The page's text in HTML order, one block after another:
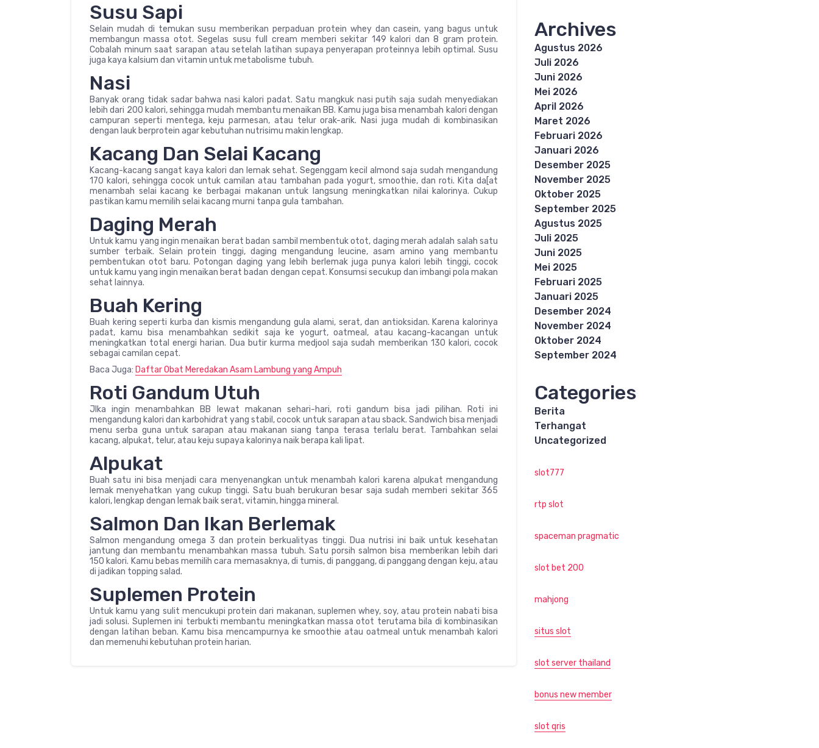
Susu Sapi
Selain mudah di temukan susu memberikan perpaduan protein whey dan casein, yang bagus untuk
membangun massa otot. Segelas susu full cream memberi sekitar 149 kalori dan 8 gram protein.
Cobalah minum saat sarapan atau setelah latihan supaya penyerapan proteinnya lebih optimal. Susu
juga kaya kalsium dan vitamin untuk metabolisme tubuh.
Nasi
Banyak orang tidak sadar bahwa nasi kalori padat. Satu mangkuk nasi putih saja sudah menyediakan
lebih dari 200 kalori, sehingga mudah membantu menaikan BB. Kamu juga bisa menambah kalori dengan
campuran seperti mentega, keju parmesan, atau telur orak-arik. Nasi juga mudah di kombinasikan
dengan lauk berprotein agar kebutuhan nutrisimu makin lengkap.
Kacang Dan Selai Kacang
Kacang-kacang sangat kaya kalori dan lemak sehat. Segenggam kecil almond saja sudah mengandung
170 kalori, sehingga cocok untuk camilan atau tambahan pada yogurt, smoothie, dan roti. Kita da[at
menambah selai kacang ke berbagai makanan untuk langsung meningkatkan nilai kalorinya. Cukup
pastikan kamu memilih selai kacang murni tanpa gula tambahan.
Daging Merah
Untuk kamu yang ingin menaikan berat badan sambil membentuk otot, daging merah adalah salah satu
sumber terbaik. Selain protein tinggi, daging mengandung leucine, asam amino yang membantu
pembentukan otot baru. Potongan daging yang lebih berlemak juga punya kalori lebih tinggi, cocok
untuk kamu yang ingin menaikan berat badan dengan cepat. Konsumsi secukup dan imbangi pola makan
sehat lainnya.
Buah Kering
Buah kering seperti kurba dan kismis mengandung gula alami, serat, dan antioksidan. Karena kalorinya
padat, kamu bisa menambahkan sedikit saja ke yogurt, oatmeal, atau kacang-kacangan untuk
meningkatkan total energi harian. Dua butir kurma medjool saja sudah memberikan 130 kalori, cocok
sebagai camilan cepat.
Baca Juga: Daftar Obat Meredakan Asam Lambung yang Ampuh
Roti Gandum Utuh
JIka ingin menambahkan BB lewat makanan sehari-hari, roti gandum bisa jadi pilihan. Roti ini
mengandung kalori dan karbohidrat yang stabil, cocok untuk sarapan atau sback. Sandwich bisa menjadi
menu serba guna untuk sarapan atau makanan siang tanpa terasa terlalu berat. Tambahkan selai
kacang, alpukat, telur, atau keju supaya kalorinya naik berapa kali lipat.
Alpukat
Buah satu ini bisa menjadi cara menyenangkan untuk menambah kalori karena alpukat mengandung
lemak menyehatkan yang cukup tinggi. Satu buah berukuran besar saja sudah memberi sekitar 365
kalori, lengkap dengan lemak baik serat, vitamin, hingga mineral.
Salmon Dan Ikan Berlemak
Salmon mengandung omega 3 dan protein berkualityas tinggi. Dua nutrisi ini baik untuk kesehatan
jantung dan membantu menambahkan massa tubuh. Satu porsih salmon bisa memberikan lebih dari
150 kalori. Kamu bebas memilih cara memasaknya, di tumis, di panggang, di panggang dengan keju, atau
di jadikan topping salad.
Suplemen Protein
Untuk kamu yang sulit mencukupi protein dari makanan, suplemen whey, soy, atau protein nabati bisa
jadi solusi. Suplemen ini terbukti membantu meningkatkan massa otot terutama bila di kombinasikan
dengan latihan beban. Kamu bisa mencampurnya ke smoothie atau oatmeal untuk menambah kalori
dan memenuhi kebutuhan protein harian.
Archives
Agustus 2026
Juli 2026
Juni 2026
Mei 2026
April 2026
Maret 2026
Februari 2026
Januari 2026
Desember 2025
November 2025
Oktober 2025
September 2025
Agustus 2025
Juli 2025
Juni 2025
Mei 2025
Februari 2025
Januari 2025
Desember 2024
November 2024
Oktober 2024
September 2024
Categories
Berita
Terhangat
Uncategorized
slot777
rtp slot
spaceman pragmatic
slot bet 200
mahjong
situs slot
slot server thailand
bonus new member
slot qris